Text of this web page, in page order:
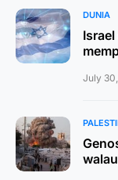
DUNIA
July